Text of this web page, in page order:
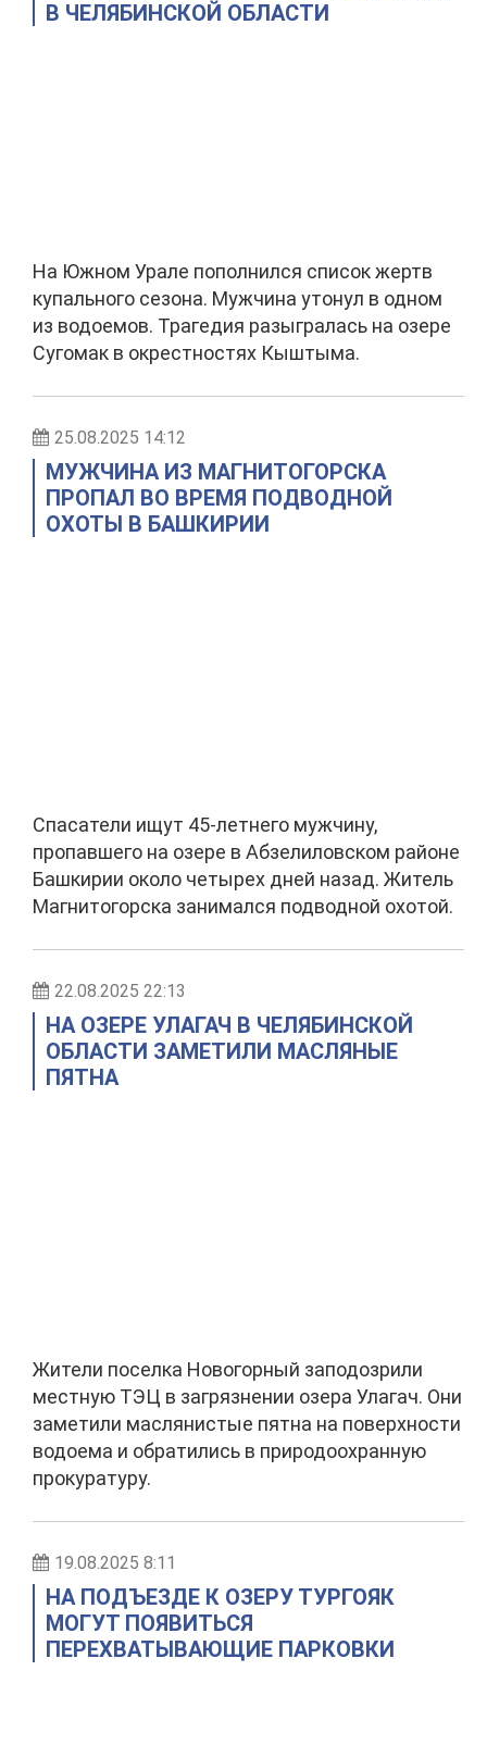
В ЧЕЛЯБИНСКОЙ ОБЛАСТИ
На Южном Урале пополнился список жертв
купального сезона. Мужчина утонул в одном
из водоемов. Трагедия разыгралась на озере
Сугомак в окрестностях Кыштыма.
25.08.2025 14:12
МУЖЧИНА ИЗ МАГНИТОГОРСКА
ПРОПАЛ ВО ВРЕМЯ ПОДВОДНОЙ
ОХОТЫ В БАШКИРИИ
Спасатели ищут 45-летнего мужчину,
пропавшего на озере в Абзелиловском районе
Башкирии около четырех дней назад. Житель
Магнитогорска занимался подводной охотой.
22.08.2025 22:13
НА ОЗЕРЕ УЛАГАЧ В ЧЕЛЯБИНСКОЙ
ОБЛАСТИ ЗАМЕТИЛИ МАСЛЯНЫЕ
ПЯТНА
Жители поселка Новогорный заподозрили
местную ТЭЦ в загрязнении озера Улагач. Они
заметили маслянистые пятна на поверхности
водоема и обратились в природоохранную
прокуратуру.
19.08.2025 8:11
НА ПОДЪЕЗДЕ К ОЗЕРУ ТУРГОЯК
МОГУТ ПОЯВИТЬСЯ
ПЕРЕХВАТЫВАЮЩИЕ ПАРКОВКИ